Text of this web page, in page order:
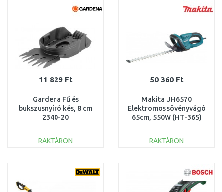
Összehasonlítás Összehasonlítás
11 829 Ft
Gardena Fű és
bukszusnyíró kés, 8 cm
2340-20
RAKTÁRON
Összehasonlítás
50 360 Ft
Makita UH6570
Elektromos sövényvágó
65cm, 550W (HT-365)
RAKTÁRON
Összehasonlítás